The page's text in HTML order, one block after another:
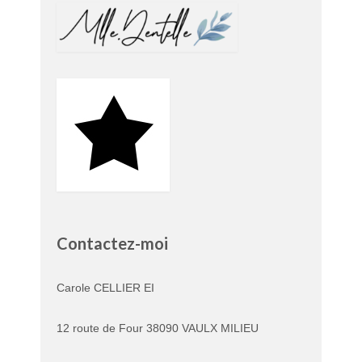
Contactez-moi
Carole CELLIER EI
12 route de Four 38090 VAULX MILIEU